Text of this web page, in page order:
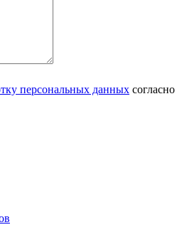
персональных данных согласно